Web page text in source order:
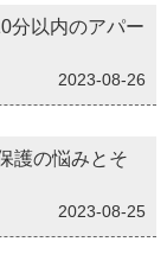
分以内のアパー
2023-08-26
護の悩みとそ
2023-08-25